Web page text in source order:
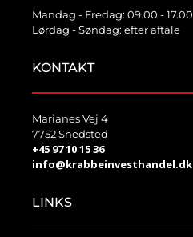
Mandag - Fredag: 09.00 - 17.00
Lørdag - Søndag: efter aftale
KONTAKT
Marianes Vej 4
7752 Snedsted
+45 97 10 15 36
info@krabbeinvesthandel.dk
LINKS